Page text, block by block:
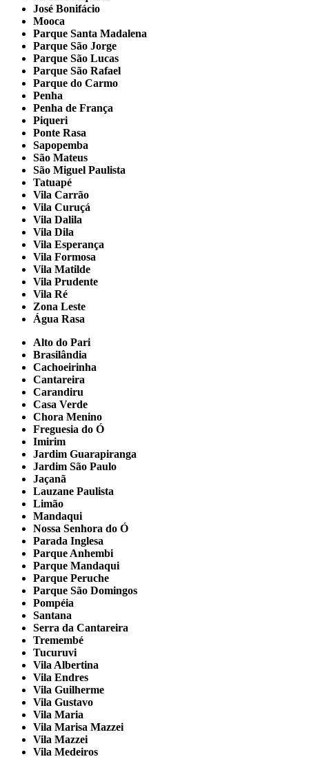
José Bonifácio
Mooca
Parque Santa Madalena
Parque São Jorge
Parque São Lucas
Parque São Rafael
Parque do Carmo
Penha
Penha de França
Piqueri
Ponte Rasa
Sapopemba
São Mateus
São Miguel Paulista
Tatuapé
Vila Carrão
Vila Curuçá
Vila Dalila
Vila Dila
Vila Esperança
Vila Formosa
Vila Matilde
Vila Prudente
Vila Ré
Zona Leste
Água Rasa
Alto do Pari
Brasilândia
Cachoeirinha
Cantareira
Carandiru
Casa Verde
Chora Menino
Freguesia do Ó
Imirim
Jardim Guarapiranga
Jardim São Paulo
Jaçanã
Lauzane Paulista
Limão
Mandaqui
Nossa Senhora do Ó
Parada Inglesa
Parque Anhembi
Parque Mandaqui
Parque Peruche
Parque São Domingos
Pompéia
Santana
Serra da Cantareira
Tremembé
Tucuruvi
Vila Albertina
Vila Endres
Vila Guilherme
Vila Gustavo
Vila Maria
Vila Marisa Mazzei
Vila Mazzei
Vila Medeiros